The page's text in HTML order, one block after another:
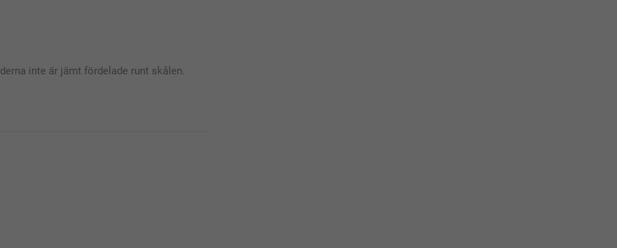
inte är jämt fördelade runt skålen.
eller om du vill använda dig av